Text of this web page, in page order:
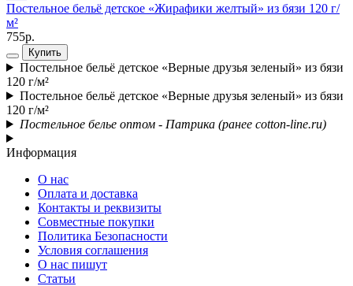
Постельное бельё детское «Жирафики желтый» из бязи 120 г/
м²
755р.
Купить
Постельное бельё детское «Верные друзья зеленый» из бязи
120 г/м²
Постельное бельё детское «Верные друзья зеленый» из бязи
120 г/м²
Постельное белье оптом - Патрика (ранее cotton-line.ru)
Информация
О нас
Оплата и доставка
Контакты и реквизиты
Совместные покупки
Политика Безопасности
Условия соглашения
О нас пишут
Статьи